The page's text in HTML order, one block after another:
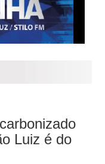
Luiz é do